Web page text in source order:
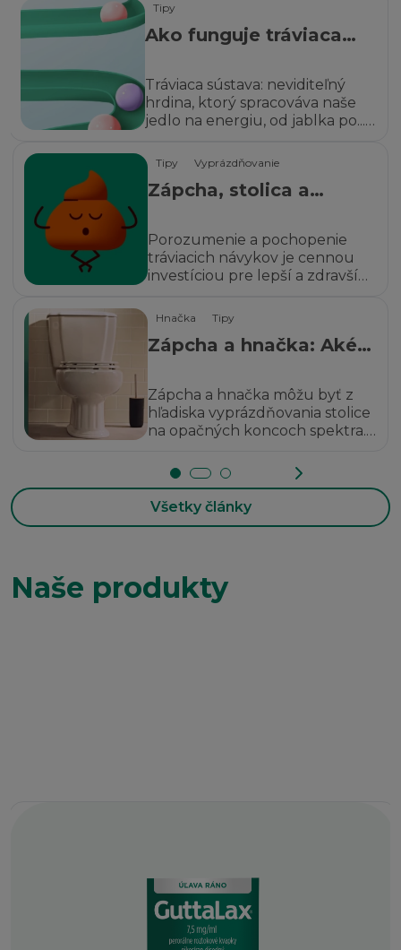
Tipy
Ako funguje tráviaca
Tráviaca sústava: neviditeľný
hrdina, ktorý spracováva naše
jedlo na energiu, od jablka po...
Tipy Vyprázdňovanie
Zápcha, stolica a
(defekácia): Aká je
medzi nimi súvislosť?
Porozumenie a pochopenie
tráviacich návykov je cennou
investíciou pre lepší a zdravší
Hnačka Tipy
Zápcha a hnačka: Aké
Zápcha a hnačka môžu byť z
hľadiska vyprázdňovania stolice
na opačných koncoch spektra.
Všetky články
Naše produkty